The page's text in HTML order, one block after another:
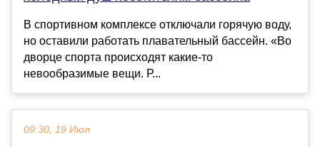
В спортивном комплексе отключали горячую воду,
но оставили работать плавательный бассейн. «Во
дворце спорта происходят какие-то
невообразимые вещи. Р...
09:30, 19 Июл